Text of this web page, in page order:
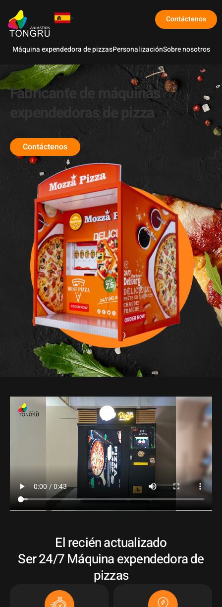
Contáctenos
Máquina expendedora de pizzasPersonalizaciónSobre nosotros
Fabricante de máquinas
expendedoras de pizza
Contáctenos
El recién actualizado
Ser 24/7 Máquina expendedora de
pizzas